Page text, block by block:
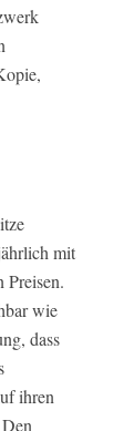
mit
Preisen.
wie
dass
ihren